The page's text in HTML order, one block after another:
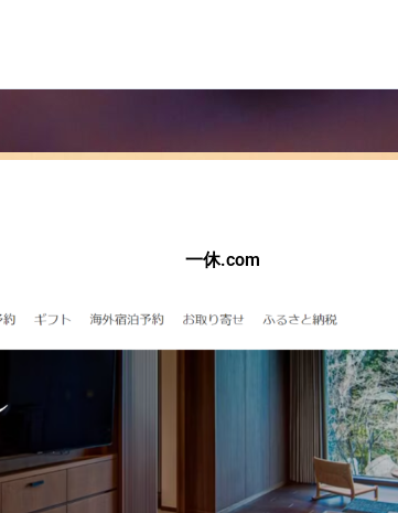
一休.com